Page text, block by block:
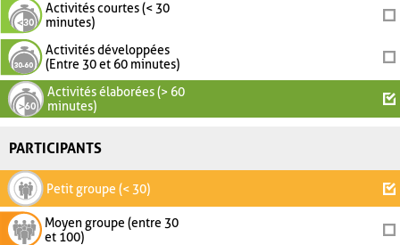
Activités courtes (< 30
minutes)
Activités développées
(Entre 30 et 60 minutes)
Activités élaborées (> 60
minutes)
PARTICIPANTS
Petit groupe (< 30)
Moyen groupe (entre 30
et 100)